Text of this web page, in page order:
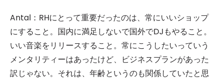
Antal：RHにとって重要だったのは、常にいいショップ
にすること。国内に満足しないで国外でDJもやること。
いい音楽をリリースすること。常にこうしたいっていう
メンタリティーはあったけど、ビジネスプランがあった
訳じゃない。それは、年齢というのも関係していたと思